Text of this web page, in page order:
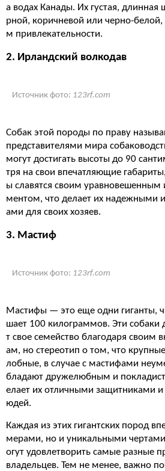
а водах Канады. Их густая,
рной, коричневой или черно-белой,
м привлекательности.
2. Ирландский волкодав
Источник фото: 123rf.com
Собак этой породы по праву
представителями мира
могут достигать высоты до 90
тря на свои впечатляющие
ы славятся своим
ментом, что делает их надежными
ами для своих хозяев.
3. Мастиф
Источник фото: 123rf.com
Мастифы — это еще одни гиганты,
шает 100 килограммов. Эти собаки
т свое семейство благодаря своим
ам, но стереотип о том, что
лобные, в случае с мастифами
бладают дружелюбным и
елает их отличными защитниками
юдей.
Каждая из этих гигантских пород
мерами, но и уникальными
огут удовлетворить самые разные
владельцев. Тем не менее, важно